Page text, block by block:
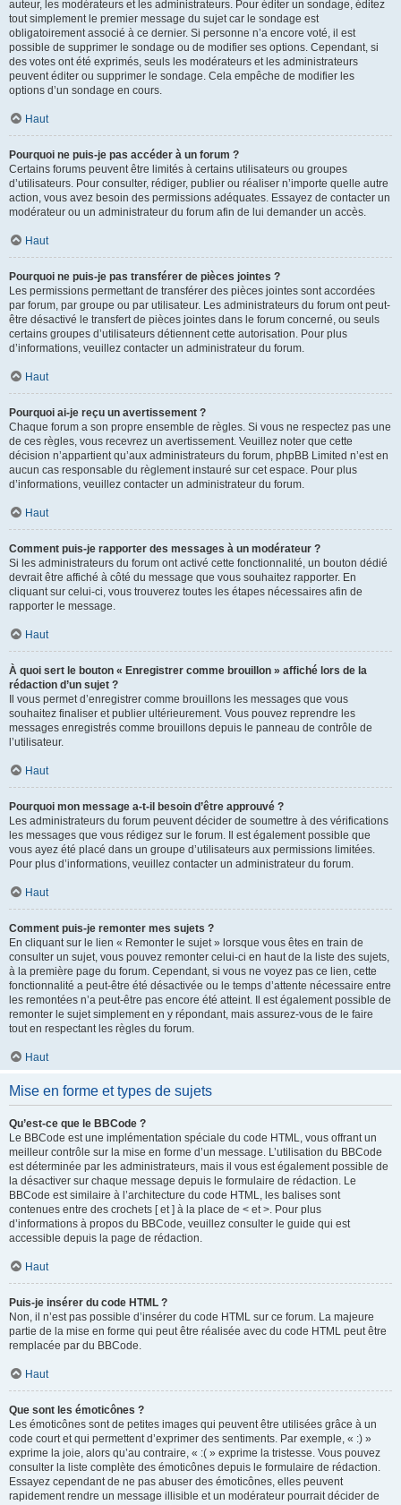
auteur, les modérateurs et les administrateurs. Pour éditer un sondage, éditez
tout simplement le premier message du sujet car le sondage est
obligatoirement associé à ce dernier. Si personne n’a encore voté, il est
possible de supprimer le sondage ou de modifier ses options. Cependant, si
des votes ont été exprimés, seuls les modérateurs et les administrateurs
peuvent éditer ou supprimer le sondage. Cela empêche de modifier les
options d’un sondage en cours.
Haut
Pourquoi ne puis-je pas accéder à un forum ?
Certains forums peuvent être limités à certains utilisateurs ou groupes
d’utilisateurs. Pour consulter, rédiger, publier ou réaliser n’importe quelle autre
action, vous avez besoin des permissions adéquates. Essayez de contacter un
modérateur ou un administrateur du forum afin de lui demander un accès.
Haut
Pourquoi ne puis-je pas transférer de pièces jointes ?
Les permissions permettant de transférer des pièces jointes sont accordées
par forum, par groupe ou par utilisateur. Les administrateurs du forum ont peut-
être désactivé le transfert de pièces jointes dans le forum concerné, ou seuls
certains groupes d’utilisateurs détiennent cette autorisation. Pour plus
d’informations, veuillez contacter un administrateur du forum.
Haut
Pourquoi ai-je reçu un avertissement ?
Chaque forum a son propre ensemble de règles. Si vous ne respectez pas une
de ces règles, vous recevrez un avertissement. Veuillez noter que cette
décision n’appartient qu’aux administrateurs du forum, phpBB Limited n’est en
aucun cas responsable du règlement instauré sur cet espace. Pour plus
d’informations, veuillez contacter un administrateur du forum.
Haut
Comment puis-je rapporter des messages à un modérateur ?
Si les administrateurs du forum ont activé cette fonctionnalité, un bouton dédié
devrait être affiché à côté du message que vous souhaitez rapporter. En
cliquant sur celui-ci, vous trouverez toutes les étapes nécessaires afin de
rapporter le message.
Haut
À quoi sert le bouton « Enregistrer comme brouillon » affiché lors de la
rédaction d’un sujet ?
Il vous permet d’enregistrer comme brouillons les messages que vous
souhaitez finaliser et publier ultérieurement. Vous pouvez reprendre les
messages enregistrés comme brouillons depuis le panneau de contrôle de
l’utilisateur.
Haut
Pourquoi mon message a-t-il besoin d’être approuvé ?
Les administrateurs du forum peuvent décider de soumettre à des vérifications
les messages que vous rédigez sur le forum. Il est également possible que
vous ayez été placé dans un groupe d’utilisateurs aux permissions limitées.
Pour plus d’informations, veuillez contacter un administrateur du forum.
Haut
Comment puis-je remonter mes sujets ?
En cliquant sur le lien « Remonter le sujet » lorsque vous êtes en train de
consulter un sujet, vous pouvez remonter celui-ci en haut de la liste des sujets,
à la première page du forum. Cependant, si vous ne voyez pas ce lien, cette
fonctionnalité a peut-être été désactivée ou le temps d’attente nécessaire entre
les remontées n’a peut-être pas encore été atteint. Il est également possible de
remonter le sujet simplement en y répondant, mais assurez-vous de le faire
tout en respectant les règles du forum.
Haut
Mise en forme et types de sujets
Qu’est-ce que le BBCode ?
Le BBCode est une implémentation spéciale du code HTML, vous offrant un
meilleur contrôle sur la mise en forme d’un message. L’utilisation du BBCode
est déterminée par les administrateurs, mais il vous est également possible de
la désactiver sur chaque message depuis le formulaire de rédaction. Le
BBCode est similaire à l’architecture du code HTML, les balises sont
contenues entre des crochets [ et ] à la place de < et >. Pour plus
d’informations à propos du BBCode, veuillez consulter le guide qui est
accessible depuis la page de rédaction.
Haut
Puis-je insérer du code HTML ?
Non, il n’est pas possible d’insérer du code HTML sur ce forum. La majeure
partie de la mise en forme qui peut être réalisée avec du code HTML peut être
remplacée par du BBCode.
Haut
Que sont les émoticônes ?
Les émoticônes sont de petites images qui peuvent être utilisées grâce à un
code court et qui permettent d’exprimer des sentiments. Par exemple, « :) »
exprime la joie, alors qu’au contraire, « :( » exprime la tristesse. Vous pouvez
consulter la liste complète des émoticônes depuis le formulaire de rédaction.
Essayez cependant de ne pas abuser des émoticônes, elles peuvent
rapidement rendre un message illisible et un modérateur pourrait décider de